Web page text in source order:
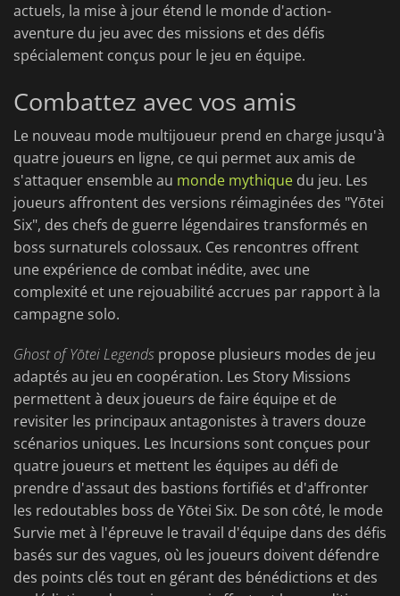
actuels, la mise à jour étend le monde d'action-
aventure du jeu avec des missions et des défis
spécialement conçus pour le jeu en équipe.
Combattez avec vos amis
Le nouveau mode multijoueur prend en charge jusqu'à
quatre joueurs en ligne, ce qui permet aux amis de
s'attaquer ensemble au monde mythique du jeu. Les
joueurs affrontent des versions réimaginées des "Yōtei
Six", des chefs de guerre légendaires transformés en
boss surnaturels colossaux. Ces rencontres offrent
une expérience de combat inédite, avec une
complexité et une rejouabilité accrues par rapport à la
campagne solo.
Ghost of Yōtei Legends propose plusieurs modes de jeu
adaptés au jeu en coopération. Les Story Missions
permettent à deux joueurs de faire équipe et de
revisiter les principaux antagonistes à travers douze
scénarios uniques. Les Incursions sont conçues pour
quatre joueurs et mettent les équipes au défi de
prendre d'assaut des bastions fortifiés et d'affronter
les redoutables boss de Yōtei Six. De son côté, le mode
Survie met à l'épreuve le travail d'équipe dans des défis
basés sur des vagues, où les joueurs doivent défendre
des points clés tout en gérant des bénédictions et des